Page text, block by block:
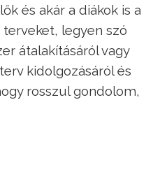
és akár a diákok is a
legyen szó
átalakításáról vagy
kidolgozásáról és
rosszul gondolom,